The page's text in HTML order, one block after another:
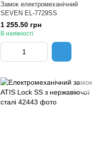
Замок електромеханічний
SEVEN EL-7729SS
1 255.50 грн
В наявності